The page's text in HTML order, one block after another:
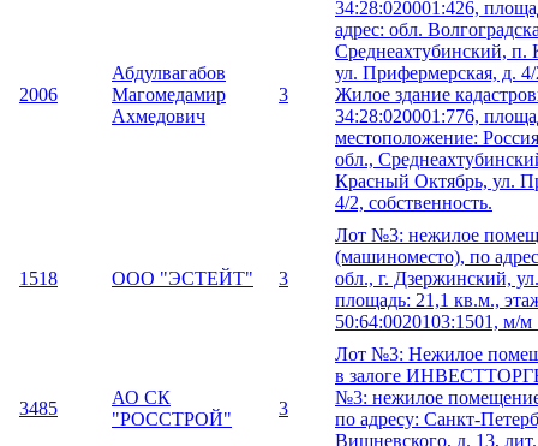
2006
Абдулвагабов
Магомедамир
Ахмедович
3
34:28:020001:426,
адрес: обл.
Среднеахтубинский, п.
ул. Прифермерская, д. 4/
Жилое здание
34:28:020001:776,
местоположение:
обл.,
Красный Октябрь, ул.
4/2, собственность.
1518 ООО "ЭСТЕЙТ" 3
Лот №3: нежилое
(машиноместо), по
обл., г. Дзержинский,
площадь: 21,1 кв.м.,
50:64:0020103:1501, м/м
3485
АО СК
"РОССТРОЙ"
3
Лот №3: Нежилое
в залоге
№3: нежилое
по адресу: Санкт-
Вишневского, д. 13,